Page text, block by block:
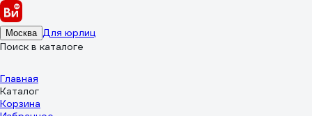
Москва Для юрлиц
Поиск в каталоге
Главная
Каталог
Корзина